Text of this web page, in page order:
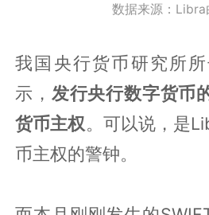
数据来源：Libra
我国央行货币研究所
示， 发行央行数字货币
货币主权。可以说，是
币主权的警钟。